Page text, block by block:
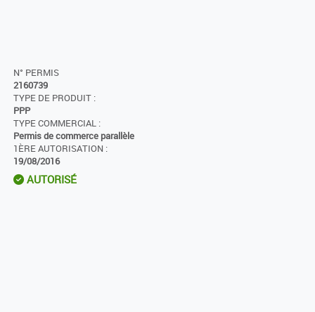
N° PERMIS
2160739
TYPE DE PRODUIT :
PPP
TYPE COMMERCIAL :
Permis de commerce parallèle
1ÈRE AUTORISATION :
19/08/2016
AUTORISÉ